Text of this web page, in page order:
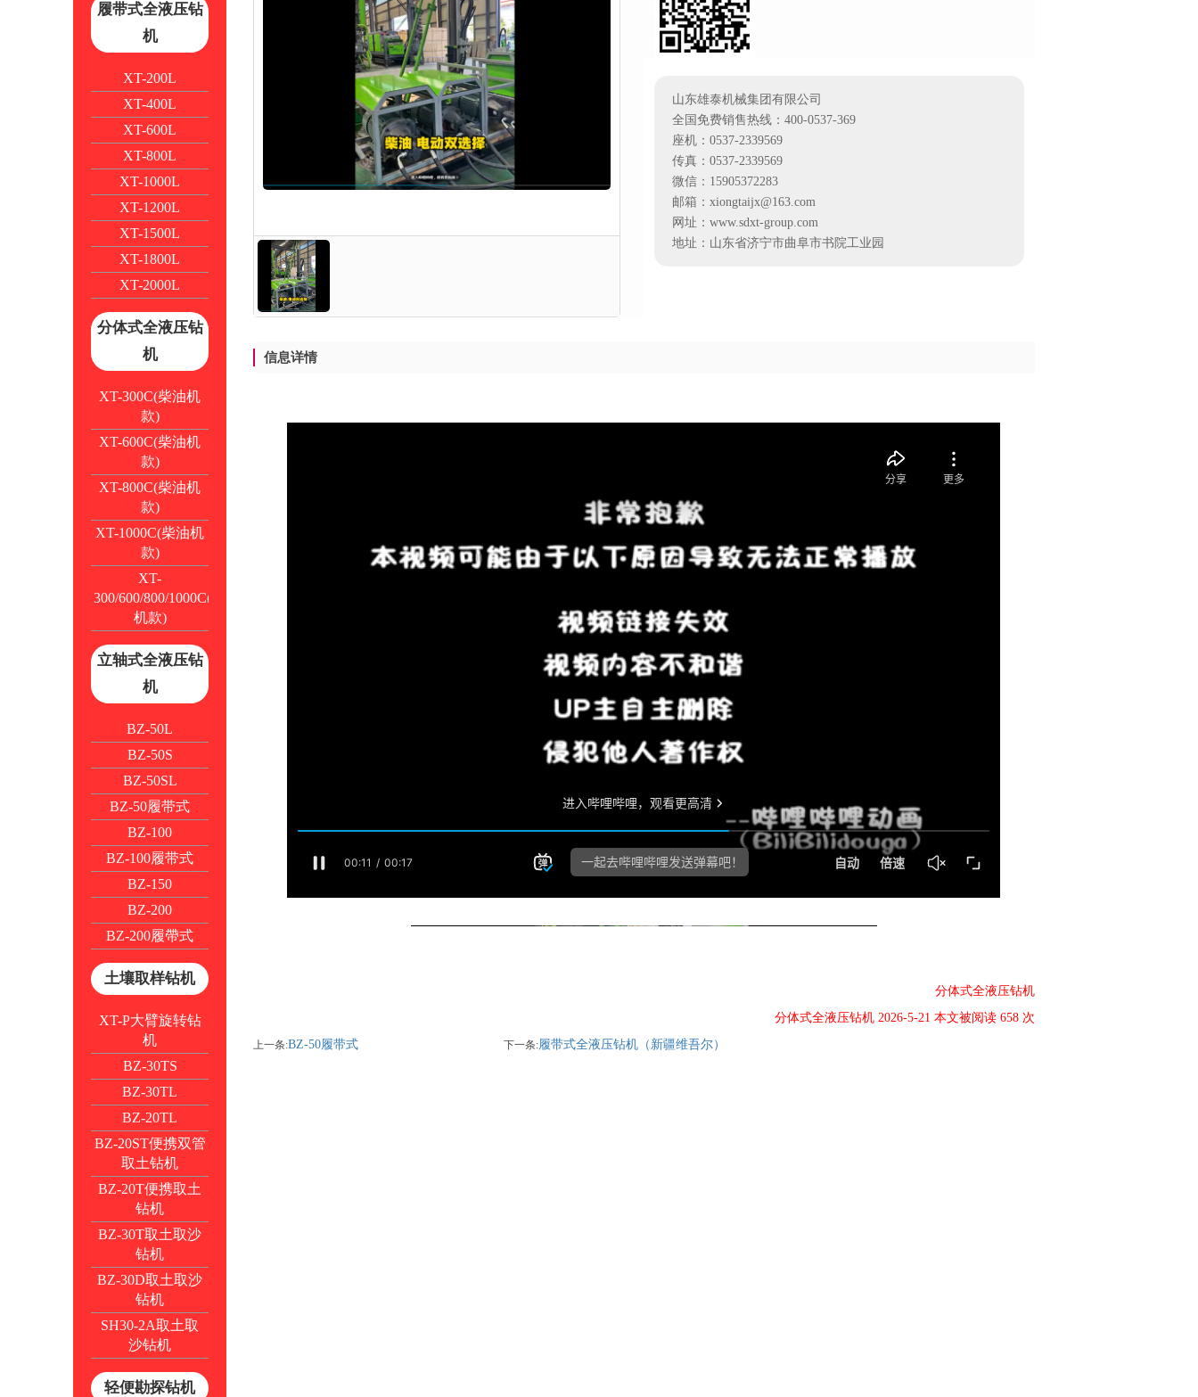
履带式全液压钻
机
XT-200L
XT-400L
XT-600L
XT-800L
XT-1000L
XT-1200L
XT-1500L
XT-1800L
XT-2000L
分体式全液压钻
机
XT-300C(柴油机
款)
XT-600C(柴油机
款)
XT-800C(柴油机
款)
XT-1000C(柴油机
款)
XT-
300/600/800/1000C(电
机款)
立轴式全液压钻
机
BZ-50L
BZ-50S
BZ-50SL
BZ-50履带式
BZ-100
BZ-100履带式
BZ-150
BZ-200
BZ-200履帶式
土壤取样钻机
XT-P大臂旋转钻
机
BZ-30TS
BZ-30TL
BZ-20TL
BZ-20ST便携双管
取土钻机
BZ-20T便携取土
钻机
BZ-30T取土取沙
钻机
BZ-30D取土取沙
钻机
SH30-2A取土取
沙钻机
轻便勘探钻机
山东雄泰机械集团有限公司
全国免费销售热线：400-0537-369
座机：0537-2339569
传真：0537-2339569
微信：15905372283
邮箱：xiongtaijx@163.com
网址：www.sdxt-group.com
地址：山东省济宁市曲阜市书院工业园
信息详情
分体式全液压钻机
分体式全液压钻机 2026-5-21 本文被阅读 658 次
上一条:BZ-50履带式 下一条:履带式全液压钻机（新疆维吾尔）